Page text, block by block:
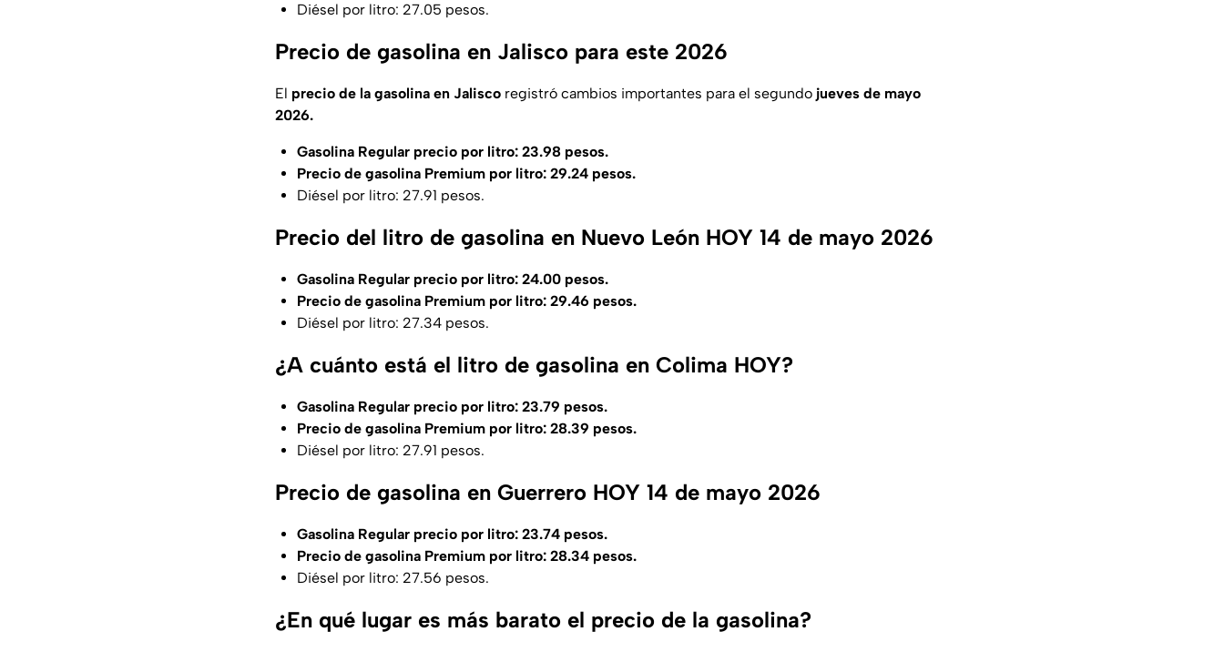
Diésel por litro: 27.05 pesos.
Precio de gasolina en Jalisco para este 2026
El precio de la gasolina en Jalisco registró cambios importantes para el segundo jueves de mayo
2026.
Gasolina Regular precio por litro: 23.98 pesos.
Precio de gasolina Premium por litro: 29.24 pesos.
Diésel por litro: 27.91 pesos.
Precio del litro de gasolina en Nuevo León HOY 14 de mayo 2026
Gasolina Regular precio por litro: 24.00 pesos.
Precio de gasolina Premium por litro: 29.46 pesos.
Diésel por litro: 27.34 pesos.
¿A cuánto está el litro de gasolina en Colima HOY?
Gasolina Regular precio por litro: 23.79 pesos.
Precio de gasolina Premium por litro: 28.39 pesos.
Diésel por litro: 27.91 pesos.
Precio de gasolina en Guerrero HOY 14 de mayo 2026
Gasolina Regular precio por litro: 23.74 pesos.
Precio de gasolina Premium por litro: 28.34 pesos.
Diésel por litro: 27.56 pesos.
¿En qué lugar es más barato el precio de la gasolina?